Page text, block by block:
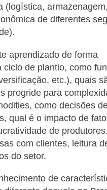
(logística, armazenagem,
de diferentes
aprendizado de forma
de plantio, como
etc.), quais
progride para
como decisões
qual é o impacto de
de produtores.
com clientes, leitura
do setor.
de